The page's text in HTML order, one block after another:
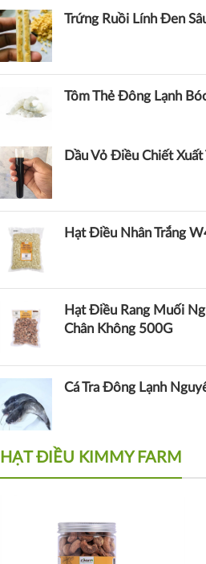
Trứng Ruồi Lính Đen
Tôm Thẻ Đông Lạnh
Dầu Vỏ Điều Chiết
Hạt Điều Nhân Trắng
Hạt Điều Rang Muối
Chân Không 500G
Cá Tra Đông Lạnh
HẠT ĐIỀU KIMMY FARM